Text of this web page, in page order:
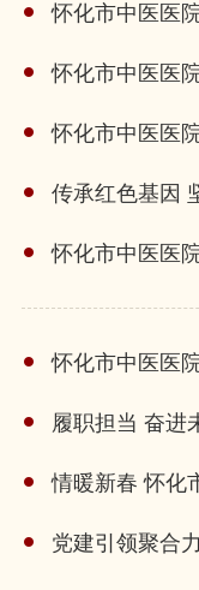
怀化市中医医
怀化市中医医
怀化市中医医
传承红色基因
怀化市中医医
怀化市中医医
履职担当 奋进
情暖新春 怀化
党建引领聚合